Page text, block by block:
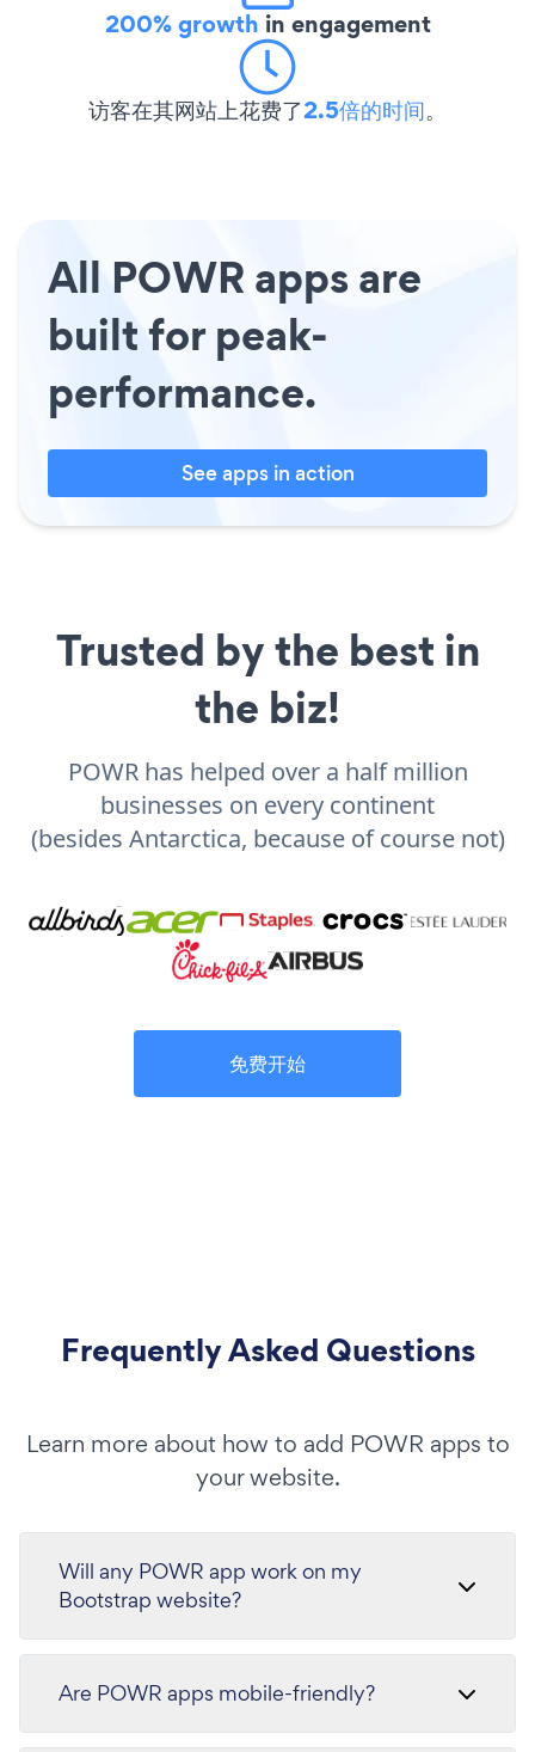
200% growth in engagement
访客在其网站上花费了2.5倍的时间。
All POWR apps are
built for peak-
performance.
See apps in action
Trusted by the best in
the biz!
POWR has helped over a half million
businesses on every continent
(besides Antarctica, because of course not)
免费开始
Frequently Asked Questions
Learn more about how to add POWR apps to
your website.
Will any POWR app work on my
Bootstrap website?
Are POWR apps mobile-friendly?